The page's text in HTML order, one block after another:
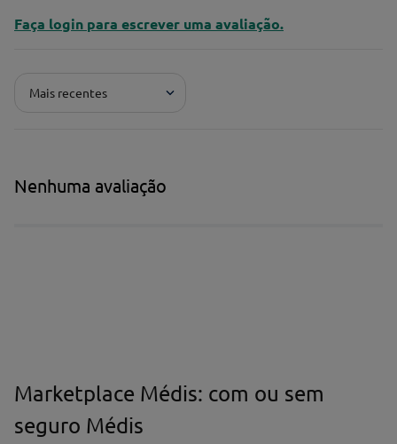
Faça login para escrever uma avaliação.
Mais recentes
Nenhuma avaliação
Marketplace Médis: com ou sem
seguro Médis